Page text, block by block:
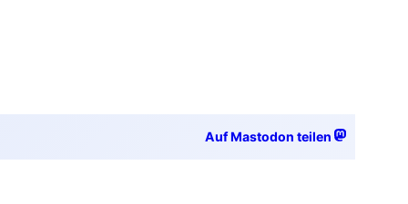
Auf Mastodon teilen